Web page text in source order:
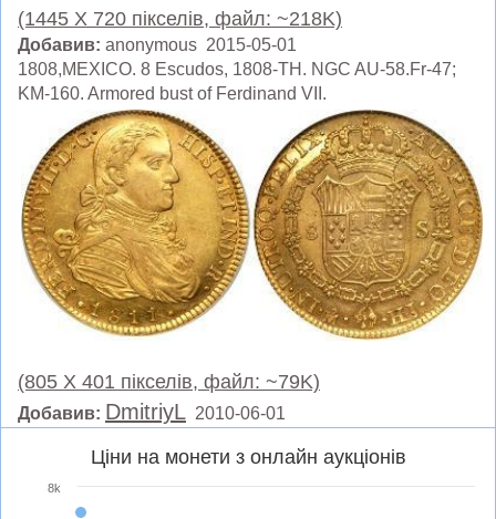
(1445 X 720 пікселів, файл: ~218K)
Добавив: anonymous 2015-05-01
1808,MEXICO. 8 Escudos, 1808-TH. NGC AU-58.Fr-47;
KM-160. Armored bust of Ferdinand VII.
(805 X 401 пікселів, файл: ~79K)
Добавив: DmitriyL 2010-06-01